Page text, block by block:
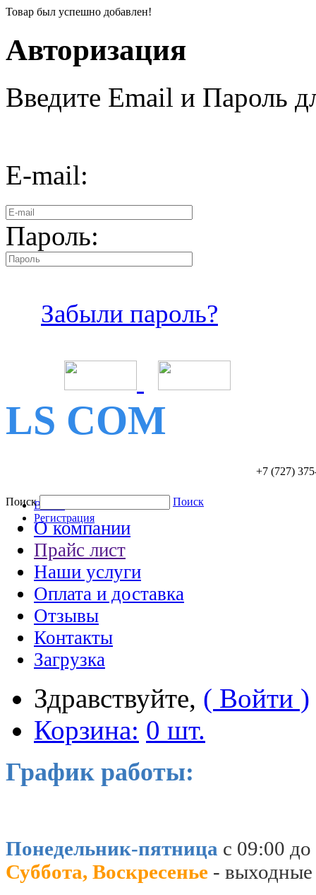
Товар был успешно добавлен!
Авторизация
Введите Email и Пароль
E-mail:
Пароль:
Забыли пароль?
LS COM
+7 (727)
Войти
Регистрация
Поиск Поиск
О компании
Прайс лист
Наши услуги
Оплата и доставка
Отзывы
Контакты
Загрузка
Здравствуйте, ( Войти )
Корзина: 0 шт.
График работы:
Понедельник-пятница с 09:00
Суббота, Воскресенье - выходные